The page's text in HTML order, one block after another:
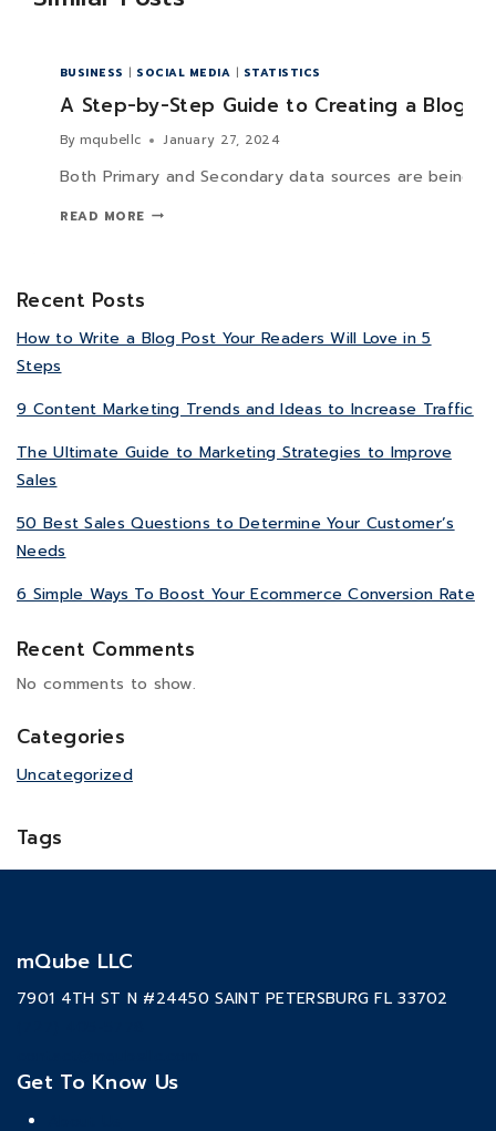
BUSINESS | SOCIAL MEDIA | STATISTICS
A Step-by-Step Guide to Creating a Blog
By mqubellc January 27, 2024
Both Primary and Secondary data sources are being
READ MORE
Recent Posts
How to Write a Blog Post Your Readers Will Love in 5
Steps
9 Content Marketing Trends and Ideas to Increase Traffic
The Ultimate Guide to Marketing Strategies to Improve
Sales
50 Best Sales Questions to Determine Your Customer’s
Needs
6 Simple Ways To Boost Your Ecommerce Conversion Rate
Recent Comments
No comments to show.
Categories
Uncategorized
Tags
mQube LLC
7901 4TH ST N #24450 SAINT PETERSBURG FL 33702
Get To Know Us